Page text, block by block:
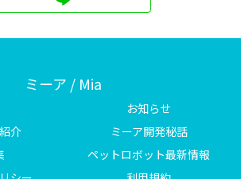
ミーア / Mia
お知らせ
介
ミーア開発秘話
ペットロボット最新情報